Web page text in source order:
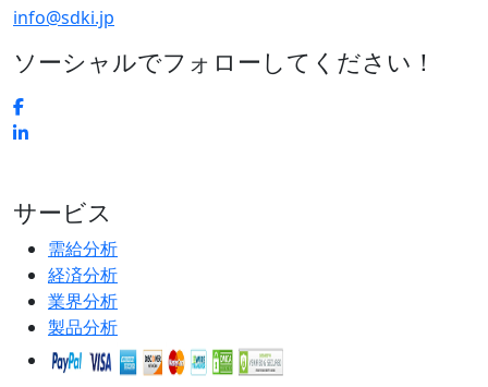
info@sdki.jp
ソーシャルでフォローしてください！
サービス
需給分析
経済分析
業界分析
製品分析